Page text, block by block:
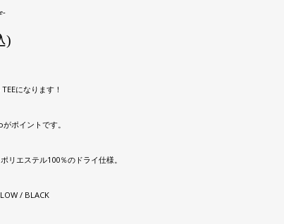
)
になります！
ポイントです。
リエステル100％のドライ仕様。
/ BLACK